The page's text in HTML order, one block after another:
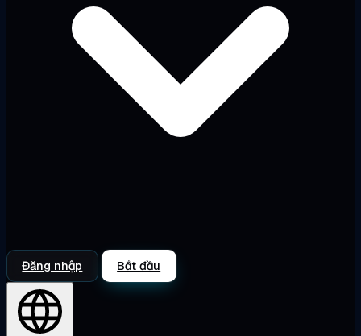
Đăng nhập Bắt đầu